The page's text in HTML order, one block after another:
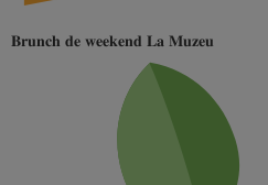
𝐁𝐫𝐮𝐧𝐜𝐡 𝐝𝐞 𝐰𝐞𝐞𝐤𝐞𝐧𝐝 𝐋𝐚 𝐌𝐮𝐳𝐞𝐮